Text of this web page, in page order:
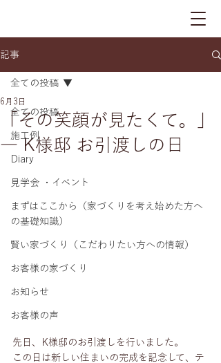
記事
全ての投稿
施工例
Diary
見学会 ・イベント
まずはここから（家づくりを考え始めた方へ
の基礎知識）
賢い家づくり（こだわりたい方への情報）
お客様の家づくり
お知らせ
お客様の声
全ての投稿
「その笑顔が見たくて。」
― K様邸 お引渡しの日
6月3日
先日、K様邸のお引渡しを行いました。
この日は新しい住まいの完成を記念して、テ